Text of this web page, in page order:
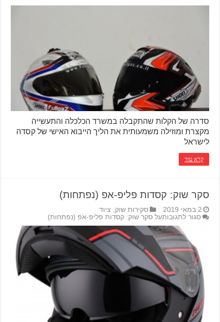
סדרה של הקלות שהתקבלה במשרד הכלכלה והתעשייה
מקצרת ומוזילה משמעותית את הליך הייבוא האישי של קסדה
לישראל
קרא עוד
סקר שוק: קסדות פליפ-אפ (נפתחות)
2 במאי 2019 סקירות שוק
ציוד
סגור לתגובותעל סקר שוק: קסדות פליפ-אפ (נפתחות)